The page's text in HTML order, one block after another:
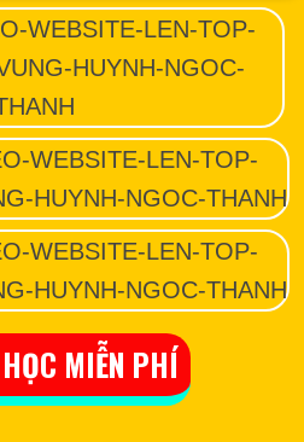
MIỄN PHÍ